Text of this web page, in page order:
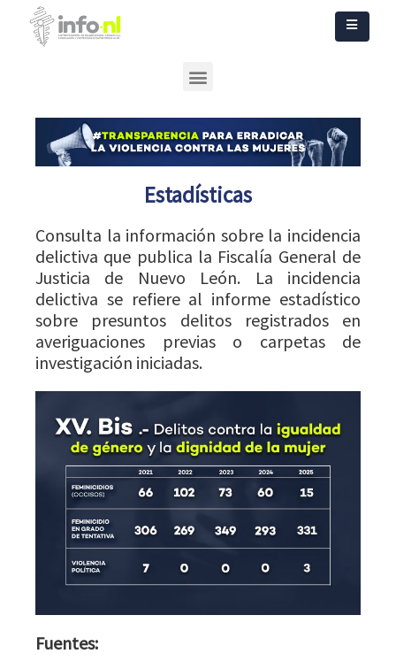
Estadísticas
Consulta la información sobre la incidencia
delictiva que publica la Fiscalía General de
Justicia de Nuevo León. La incidencia
delictiva se refiere al informe estadístico
sobre presuntos delitos registrados en
averiguaciones previas o carpetas de
investigación iniciadas.
Fuentes: